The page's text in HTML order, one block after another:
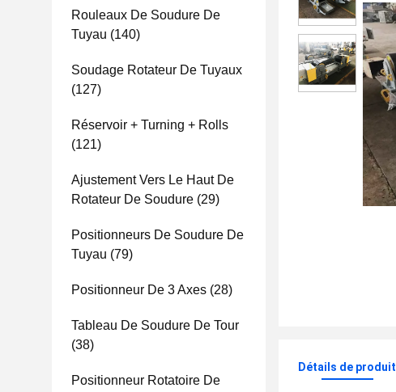
Rouleaux De Soudure De
Tuyau (140)
Soudage Rotateur De Tuyaux
(127)
Réservoir + Turning + Rolls
(121)
Ajustement Vers Le Haut De
Rotateur De Soudure (29)
Positionneurs De Soudure De
Tuyau (79)
Positionneur De 3 Axes (28)
Tableau De Soudure De Tour
(38)
Positionneur Rotatoire De
Détails de produit